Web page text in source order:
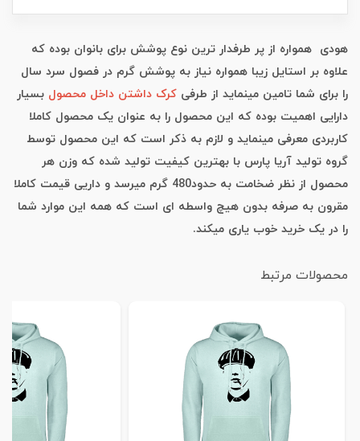
هودی همواره از پر طرفدار ترین نوع پوشش برای بانوان بوده که
علاوه بر استایل زیبا همواره نیاز به پوشش گرم در فصول سرد سال
را برای شما تامین مینماید از طرفی کرک داشتن داخل محصول بسیار
دارایی اهمیت بوده که این محصول را به عنوان یک محصول کاملا
کاربردی معرفی مینماید و لازم به ذکر است که این محصول توسط
گروه تولید آریا پارس با بهترین کیفیت تولید شده که وزن هر
محصول از نظر ضخامت به حدود480 گرم میرسد و داریی قیمت کاملا
مقرون به صرفه بدون هیچ واسطه ای است که همه این موارد شما
را در یک خرید خوب یاری میکند.
محصولات مرتبط